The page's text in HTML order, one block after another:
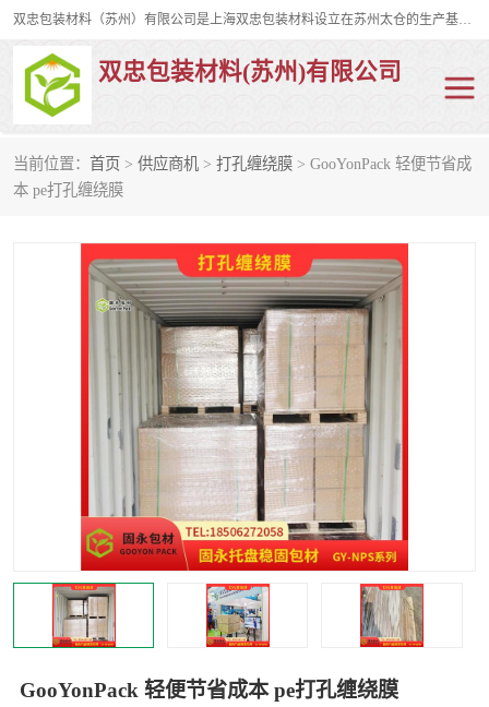
双忠包装材料（苏州）有限公司是上海双忠包装材料设立在苏州太仓的生产基地，占地约2万平米，产品主要有打孔缠绕膜，拉伸蜂窝纸，集装箱充气袋，滑托板，打包带，裹包网兜，防滑纸等箱体和托盘的运输和保护性包材。固永包材®，GooYon Pack®，是我们保护性包装材料的专属品牌。
双忠包装材料(苏州)有限公司
当前位置： 首页 > 供应商机 > 打孔缠绕膜 > GooYonPack 轻便节省成
本 pe打孔缠绕膜
GooYonPack 轻便节省成本 pe打孔缠绕膜
打孔缠绕膜
裹包网兜 纤维打包带
充气袋
缠绕膜
托盘裹包网兜
托盘捆绑带